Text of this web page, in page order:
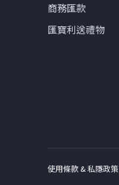
商務匯款
匯寶利送禮物
使用條款 & 私隱政策